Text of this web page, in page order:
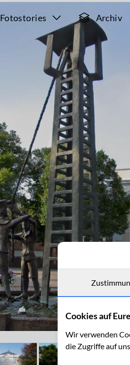
Fotostories Archiv
Cookies auf
Wir verwenden
die Zugriffe auf